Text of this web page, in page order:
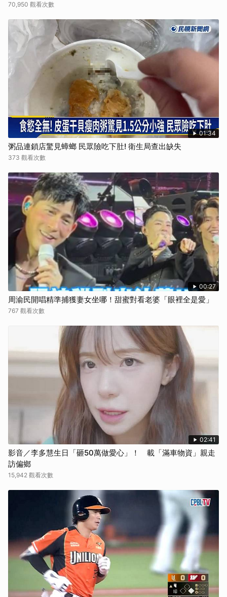
70,950 觀看次數
01:34
粥品連鎖店驚見蟑螂 民眾險吃下肚! 衛生局查出缺失
373 觀看次數
00:27
周渝民開唱精準捕獲妻女坐哪！甜蜜對看老婆「眼裡全是愛」
767 觀看次數
02:41
影音／李多慧生日「砸50萬做愛心」！ 載「滿車物資」親走
訪偏鄉
15,942 觀看次數